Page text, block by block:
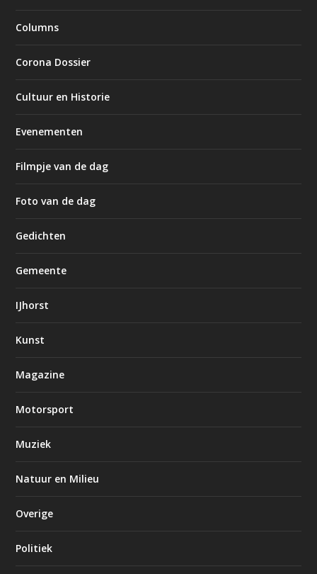
Columns
Corona Dossier
Cultuur en Historie
Evenementen
Filmpje van de dag
Foto van de dag
Gedichten
Gemeente
IJhorst
Kunst
Magazine
Motorsport
Muziek
Natuur en Milieu
Overige
Politiek